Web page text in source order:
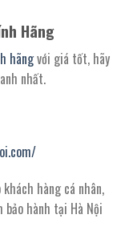
Hãng
hãngvới giá tốt, hãy
nhất.
khách hàng cá nhân,
hành tại Hà Nội